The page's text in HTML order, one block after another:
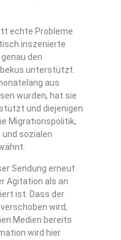
echte Probleme
inszenierte
den
unterstützt.
aus
wurden, hat sie
und diejenigen
Migrationspolitik,
sozialen
Sendung erneut
Agitation als an
ist. Dass der
wird,
Medien bereits
wird hier